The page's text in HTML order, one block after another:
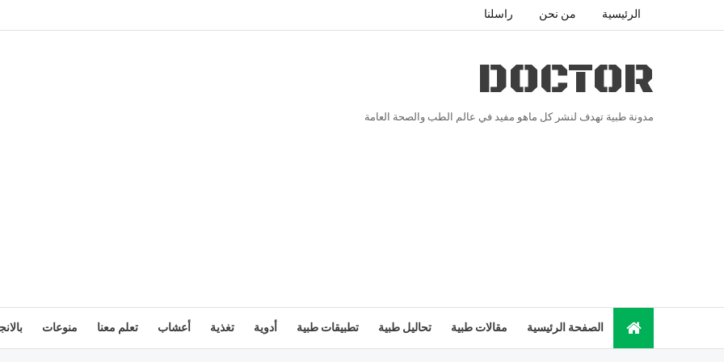
الرئيسية من نحن راسلنا
DOCTOR
مدونة طبية تهدف لنشر كل ماهو مفيد في عالم الطب والصحة العامة
الصفحة الرئيسية مقالات طبية تحاليل طبية تطبيقات طبية أدوية تغذية أعشاب تعلم معنا منوعات